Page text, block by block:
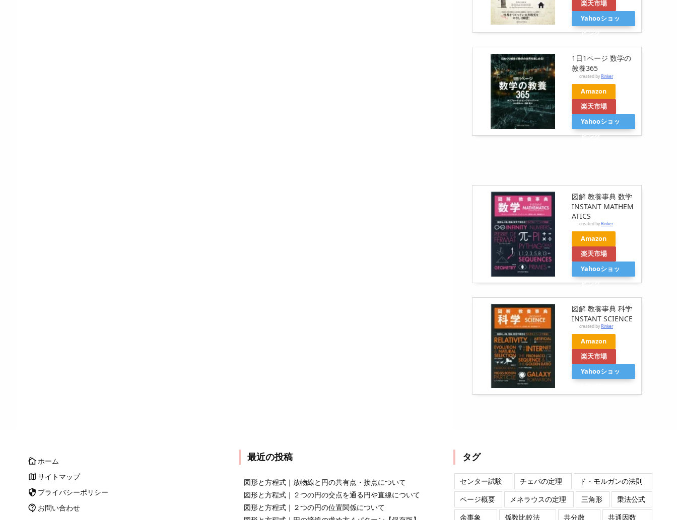
楽天市場
Yahooショッ
ピング
1日1ページ 数学の
教養365
created by Rinker
Amazon
楽天市場
Yahooショッ
ピング
図解 教養事典 数学
INSTANT MATHEM
ATICS
created by Rinker
Amazon
楽天市場
Yahooショッ
ピング
図解 教養事典 科学
INSTANT SCIENCE
created by Rinker
Amazon
楽天市場
Yahooショッ
cottageホーム
map サイトマップ
security プライバシーポリシー
contact_support お問い合わせ
最近の投稿
図形と方程式｜放物線と円の共有点・接点について
図形と方程式｜２つの円の交点を通る円や直線について
図形と方程式｜２つの円の位置関係について
タグ
センター試験 チェバの定理
ド・モルガンの法則
ページ概要
メネラウスの定理 三角形
乗法公式
余事象
係数比較法 共分散 共通因数